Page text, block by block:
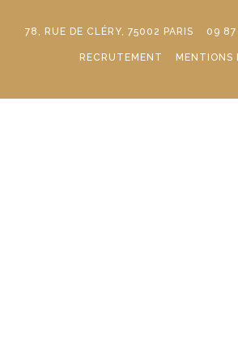
78, RUE DE CLÉRY, 75002 PARIS 09
RECRUTEMENT MENTIONS